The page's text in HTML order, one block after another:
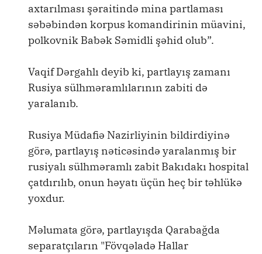
axtarılması şəraitində mina partlaması
səbəbindən korpus komandirinin müavini,
polkovnik Babək Səmidli şəhid olub”.
Vaqif Dərgahlı deyib ki, partlayış zamanı
Rusiya sülhməramlılarının zabiti də
yaralanıb.
Rusiya Müdafiə Nazirliyinin bildirdiyinə
görə, partlayış nəticəsində yaralanmış bir
rusiyalı sülhməramlı zabit Bakıdakı hospital
çatdırılıb, onun həyatı üçün heç bir təhlükə
yoxdur.
Məlumata görə, partlayışda Qarabağda
separatçıların "Fövqəladə Hallar